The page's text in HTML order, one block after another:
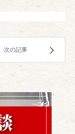
次の記事